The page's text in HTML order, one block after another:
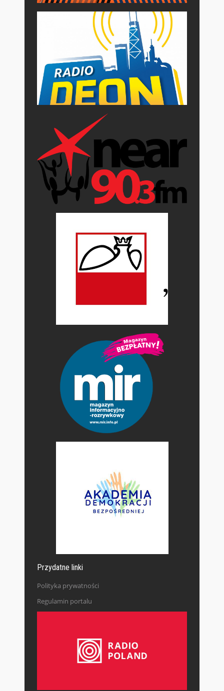
Przydatne linki
Polityka prywatności
Regulamin portalu